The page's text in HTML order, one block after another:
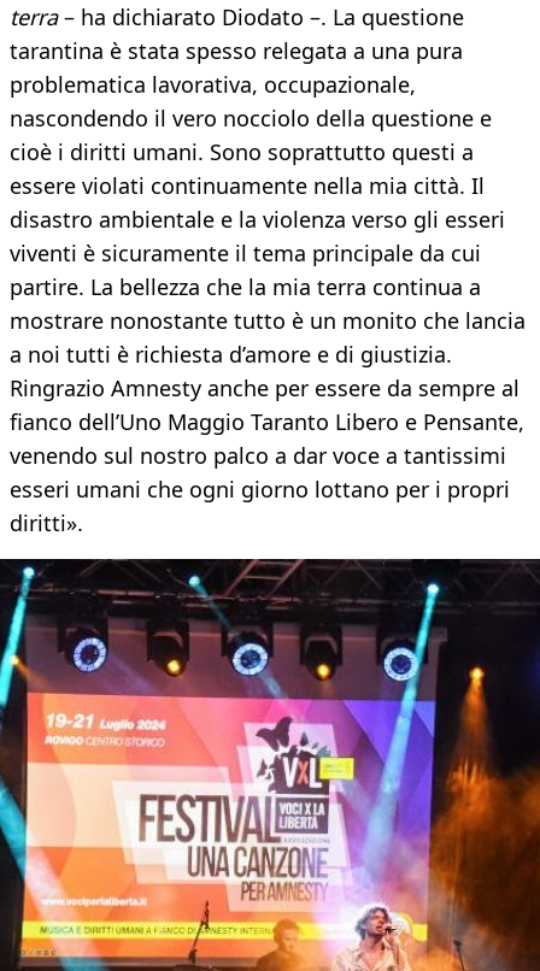
terra– ha dichiarato Diodato –. La questione
tarantina è stata spesso relegata a una pura
problematica lavorativa, occupazionale,
nascondendo il vero nocciolo della questione e
cioè i diritti umani. Sono soprattutto questi a
essere violati continuamente nella mia città. Il
disastro ambientale e la violenza verso gli esseri
viventi è sicuramente il tema principale da cui
partire. La bellezza che la mia terra continua a
mostrare nonostante tutto è un monito che lancia
a noi tutti è richiesta d’amore e di giustizia.
Ringrazio Amnesty anche per essere da sempre al
fianco dell’Uno Maggio Taranto Libero e Pensante,
venendo sul nostro palco a dar voce a tantissimi
esseri umani che ogni giorno lottano per i propri
diritti».